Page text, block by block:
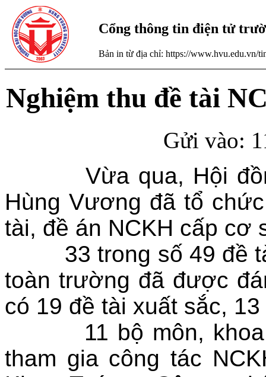
Cổng thông tin điện tử
Bản in từ địa chỉ: https://www.hvu.edu.vn/
Nghiệm thu đề tài
Gửi vào:
Vừa qua, Hội đồng
Hùng Vương đã tổ
tài, đề án NCKH cấp cơ
33 trong số 49 đề tài
toàn trường đã được
có 19 đề tài xuất sắc,
11 bộ môn, khoa,
tham gia công tác